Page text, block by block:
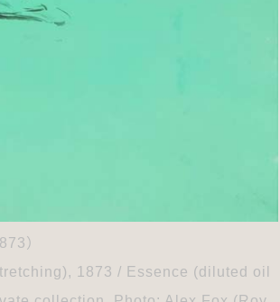
）
1873 / Essence (diluted oil